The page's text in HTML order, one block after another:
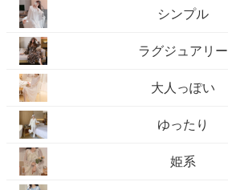
シンプル
ラグジュアリー
大人っぽい
ゆったり
姫系